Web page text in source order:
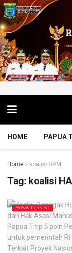
HOME PAPUA
Home » koalisi HAM
Tag: koalisi
PAPUA TERKINI